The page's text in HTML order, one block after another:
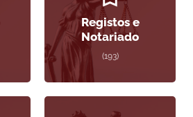
Registos e
Notariado
(193)